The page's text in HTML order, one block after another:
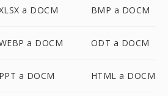
a DOCM BMP a DOCM
a DOCM ODT a DOCM
PPT a DOCM HTML a DOCM